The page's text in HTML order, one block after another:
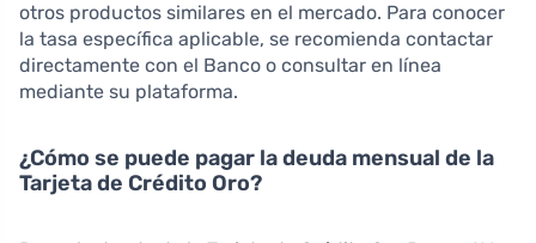
otros productos similares en el mercado. Para conocer
la tasa específica aplicable, se recomienda contactar
directamente con el Banco o consultar en línea
mediante su plataforma.
¿Cómo se puede pagar la deuda mensual de la
Tarjeta de Crédito Oro?